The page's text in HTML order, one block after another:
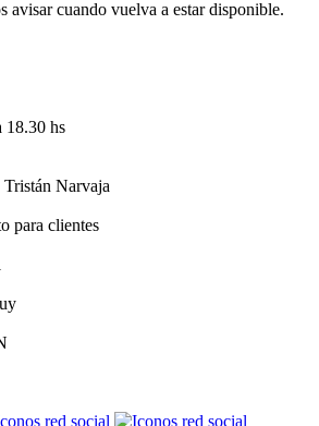
avisar cuando vuelva a estar disponible.
18.30 hs
Narvaja
para clientes